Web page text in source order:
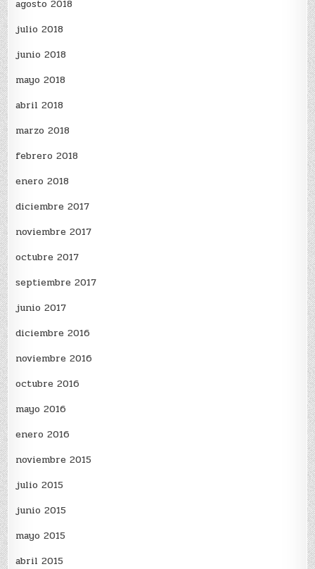
agosto 2018
julio 2018
junio 2018
mayo 2018
abril 2018
marzo 2018
febrero 2018
enero 2018
diciembre 2017
noviembre 2017
octubre 2017
septiembre 2017
junio 2017
diciembre 2016
noviembre 2016
octubre 2016
mayo 2016
enero 2016
noviembre 2015
julio 2015
junio 2015
mayo 2015
abril 2015